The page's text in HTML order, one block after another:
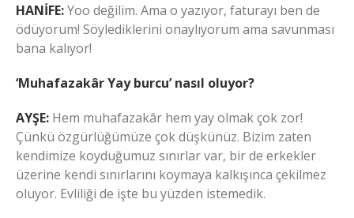
HANİFE:Yoo değilim. Ama o yazıyor, faturayı ben de
ödüyorum! Söylediklerini onaylıyorum ama savunması
bana kalıyor!
‘Muhafazakâr Yay burcu’ nasıl oluyor?
AYŞE: Hem muhafazakâr hem yay olmak çok zor!
Çünkü özgürlüğümüze çok düşkünüz. Bizim zaten
kendimize koyduğumuz sınırlar var, bir de erkekler
üzerine kendi sınırlarını koymaya kalkışınca çekilmez
oluyor. Evliliği de işte bu yüzden istemedik.